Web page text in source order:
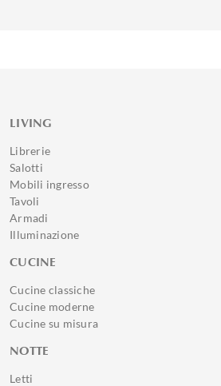
LIVING
Librerie
Salotti
Mobili ingresso
Tavoli
Armadi
Illuminazione
CUCINE
Cucine classiche
Cucine moderne
Cucine su misura
NOTTE
Letti